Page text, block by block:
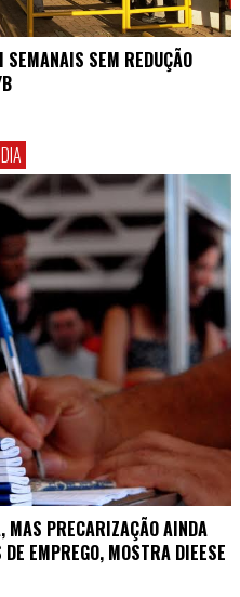
SEMANAIS SEM REDUÇÃO
MAS PRECARIZAÇÃO AINDA
EMPREGO, MOSTRA DIEESE